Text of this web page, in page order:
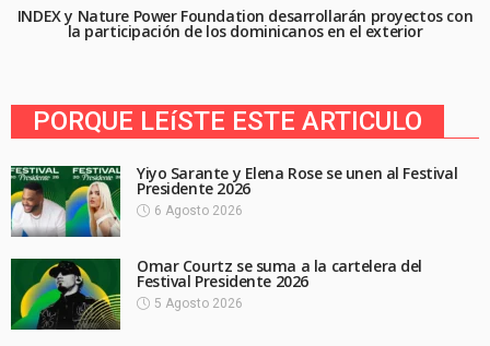
INDEX y Nature Power Foundation desarrollarán proyectos con
la participación de los dominicanos en el exterior
PORQUE LEíSTE ESTE ARTICULO
Yiyo Sarante y Elena Rose se unen al Festival
Presidente 2026
6 Agosto 2026
Omar Courtz se suma a la cartelera del
Festival Presidente 2026
5 Agosto 2026